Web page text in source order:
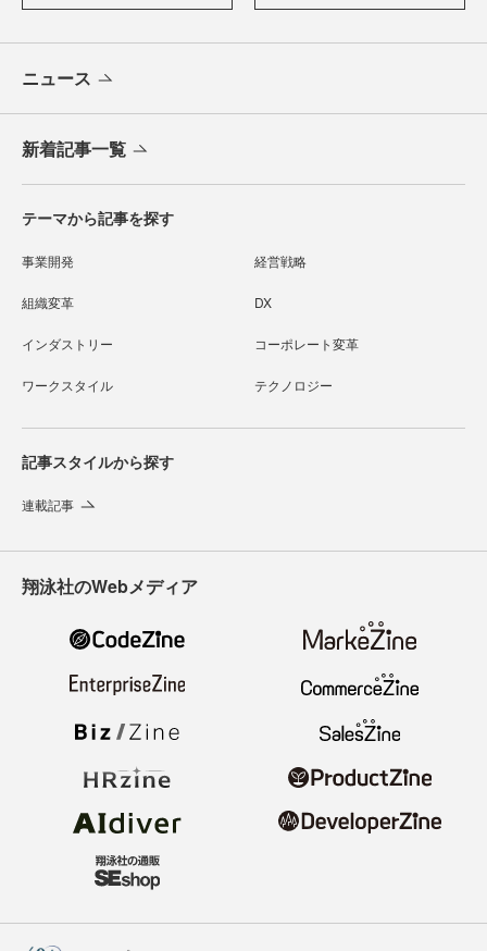
ニュース
新着記事一覧
テーマから記事を探す
事業開発 経営戦略
組織変革 DX
インダストリー コーポレート変革
ワークスタイル テクノロジー
記事スタイルから探す
連載記事
翔泳社のWebメディア